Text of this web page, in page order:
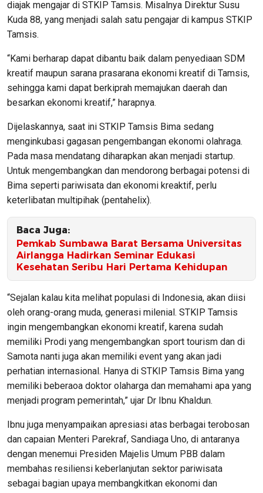
diajak mengajar di STKIP Tamsis. Misalnya Direktur Susu
Kuda 88, yang menjadi salah satu pengajar di kampus STKIP
Tamsis.
“Kami berharap dapat dibantu baik dalam penyediaan SDM
kreatif maupun sarana prasarana ekonomi kreatif di Tamsis,
sehingga kami dapat berkiprah memajukan daerah dan
besarkan ekonomi kreatif,” harapnya.
Dijelaskannya, saat ini STKIP Tamsis Bima sedang
menginkubasi gagasan pengembangan ekonomi olahraga.
Pada masa mendatang diharapkan akan menjadi startup.
Untuk mengembangkan dan mendorong berbagai potensi di
Bima seperti pariwisata dan ekonomi kreaktif, perlu
keterlibatan multipihak (pentahelix).
Baca Juga:
Pemkab Sumbawa Barat Bersama Universitas
Airlangga Hadirkan Seminar Edukasi
Kesehatan Seribu Hari Pertama Kehidupan
“Sejalan kalau kita melihat populasi di Indonesia, akan diisi
oleh orang-orang muda, generasi milenial. STKIP Tamsis
ingin mengembangkan ekonomi kreatif, karena sudah
memiliki Prodi yang mengembangkan sport tourism dan di
Samota nanti juga akan memiliki event yang akan jadi
perhatian internasional. Hanya di STKIP Tamsis Bima yang
memiliki beberaoa doktor olaharga dan memahami apa yang
menjadi program pemerintah,” ujar Dr Ibnu Khaldun.
Ibnu juga menyampaikan apresiasi atas berbagai terobosan
dan capaian Menteri Parekraf, Sandiaga Uno, di antaranya
dengan menemui Presiden Majelis Umum PBB dalam
membahas resiliensi keberlanjutan sektor pariwisata
sebagai bagian upaya membangkitkan ekonomi dan